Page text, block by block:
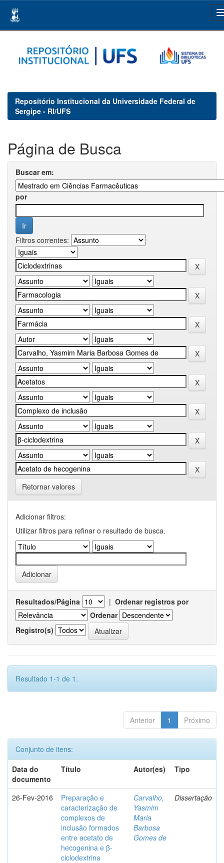
navigation
Repositório Institucional da Universidade Federal de
Sergipe - RI/UFS
Página de Busca
Buscar em:
por
Filtros correntes:
Retornar valores
Adicionar filtros:
Utilizar filtros para refinar o resultado de busca.
Resultados/Página | Ordenar registros por
Ordenar
Registro(s)
Resultado 1-1 de 1.
Anterior 1 Próximo
Conjunto de itens:
Data do
documento
Título Autor(es) Tipo
26-Fev-2016
Preparação e
caracterização de
complexos de
inclusão formados
entre acetato de
hecogenina e β-
ciclodextrina
Carvalho,
Yasmim
Maria
Barbosa
Gomes de
Dissertação